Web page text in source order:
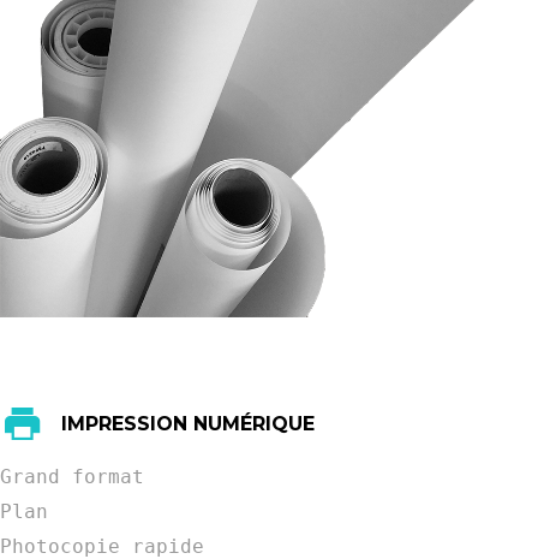
IMPRESSION NUMÉRIQUE
Grand format
Plan
Photocopie rapide